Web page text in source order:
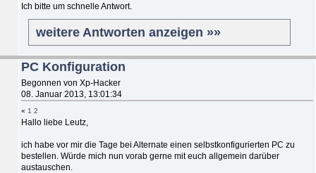
Ich bitte um schnelle Antwort.
weitere Antworten anzeigen »»
PC Konfiguration
Begonnen von Xp-Hacker
08. Januar 2013, 13:01:34
« 1 2
Hallo liebe Leutz,
ich habe vor mir die Tage bei Alternate einen selbstkonfigurierten PC zu
bestellen. Würde mich nun vorab gerne mit euch allgemein darüber
austauschen.